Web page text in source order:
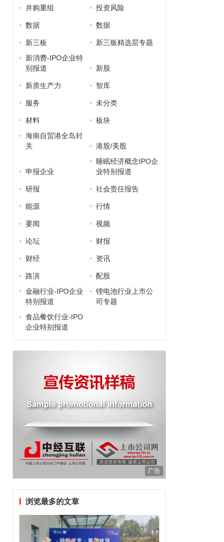
并购重组 投资风险
数据 数据
新三板
新三板精选层专题
新消费-IPO企业特
别报道
新股
新质生产力 智库
服务 未分类
材料
板块
海南自贸港全岛封
关
港股/美股
申报企业
睡眠经济概念IPO企
业特别报道
研报 社会责任报告
能源 行情
要闻 视频
论坛 财报
财经 资讯
路演
配股
金融行业-IPO企业
特别报道
锂电池行业上市公
司专题
食品餐饮行业-IPO
企业特别报道
广告
浏览最多的文章